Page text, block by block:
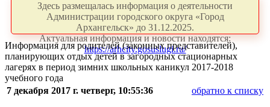
Здесь размещалась информация о деятельности
Администрации городского округа «Город
Архангельск» до 31.12.2025.
Актуальная информация и новости находятся:
https://arhcity.gosuslugi.ru/
Информация для родителей (законных представителей),
планирующих отдых детей в загородных стационарных
лагерях в период зимних школьных каникул 2017-2018
учебного года
7 декабря 2017 г. четверг, 10:55:36
обратно к списку